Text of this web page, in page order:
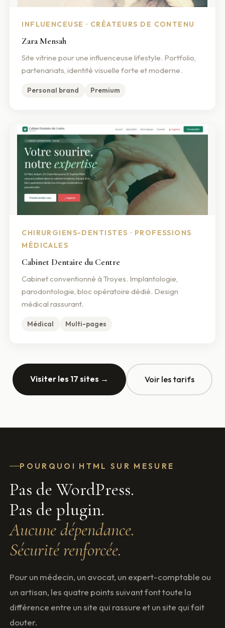
INFLUENCEUSE · CRÉATEURS DE CONTENU
Zara Mensah
Site vitrine pour une influenceuse lifestyle. Portfolio,
partenariats, identité visuelle forte et moderne.
Personal brand Premium
CHIRURGIENS-DENTISTES · PROFESSIONS
MÉDICALES
Cabinet Dentaire du Centre
Cabinet conventionné à Troyes. Implantologie,
parodontologie, bloc opératoire dédié. Design
médical rassurant.
Médical Multi-pages
Visiter les 17 sites → Voir les tarifs
POURQUOI HTML SUR MESURE
Pas de WordPress.
Pas de plugin.
Aucune dépendance.
Sécurité renforcée.
Pour un médecin, un avocat, un expert-comptable ou
un artisan, les quatre points suivant font toute la
différence entre un site qui rassure et un site qui fait
douter.